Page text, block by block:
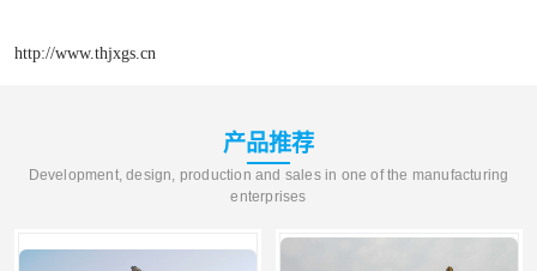
http://www.thjxgs.cn
产品推荐
Development, design, production and sales in one of the manufacturing
enterprises